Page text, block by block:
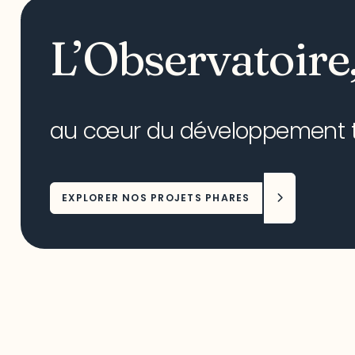
au cœur du développement
EXPLORER NOS PROJETS PHARES